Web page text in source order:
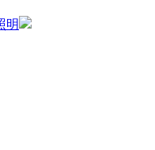
明